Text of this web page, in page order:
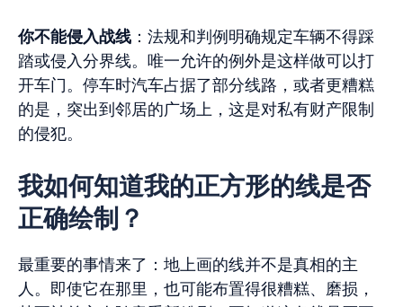
你不能侵入战线 ：法规和判例明确规定车辆不得踩
踏或侵入分界线。唯一允许的例外是这样做可以打
开车门。停车时汽车占据了部分线路，或者更糟糕
的是，突出到邻居的广场上，这是对私有财产限制
的侵犯。
我如何知道我的正方形的线是否
正确绘制？
最重要的事情来了：地上画的线并不是真相的主
人。即使它在那里，也可能布置得很糟糕、磨损，